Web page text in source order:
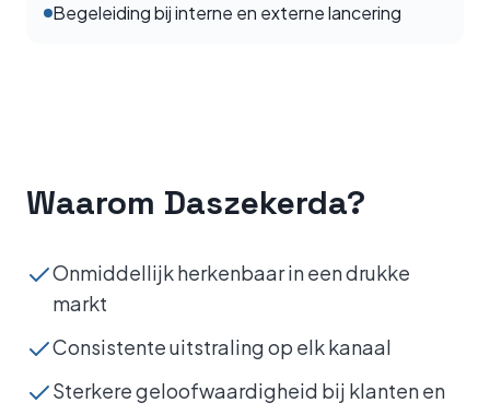
Begeleiding bij interne en externe lancering
Waarom Daszekerda?
Onmiddellijk herkenbaar in een drukke
markt
Consistente uitstraling op elk kanaal
Sterkere geloofwaardigheid bij klanten en